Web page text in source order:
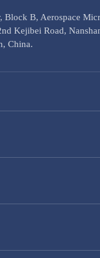
Block B, Aerospace
Kejibei Road,
China.